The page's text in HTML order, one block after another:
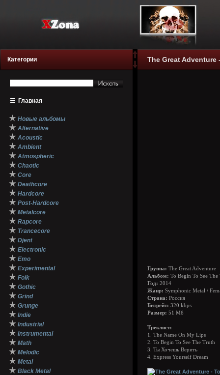
Категории
☰ Главная
★ Новые альбомы
★ Alternative
★ Acoustic
★ Ambient
★ Atmospheric
★ Chaotic
★ Core
★ Deathcore
★ Hardcore
★ Post-Hardcore
★ Metalcore
★ Rapcore
★ Trancecore
★ Djent
★ Electronic
★ Emo
★ Experimental
★ Folk
★ Gothic
★ Grind
★ Grunge
★ Indie
★ Industrial
★ Instrumental
★ Math
★ Melodic
★ Metal
★ Black Metal
The Great Adventure
Группа: The Great Adventure
Альбом: To Begin To See
Год: 2014
Жанр: Symphonic Metal /
Страна: Россия
Битрейт: 320 kbps
Размер: 51 Мб
Треклист:
1. The Name On My Lips
2. To Begin To See The Truth
3. Ты Хочешь Верить
4. Express Yourself Dream